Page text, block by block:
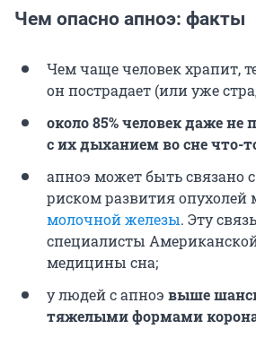
Чем опасно апноэ: факты
Чем чаще человек храпит,
он пострадает (или уже
около 85% человек даже не
с их дыханием во сне что-
апноэ может быть
риском развития опухолей
молочной железы. Эту связь
специалисты
медицины сна;
у людей с апноэ выше
тяжелыми формами